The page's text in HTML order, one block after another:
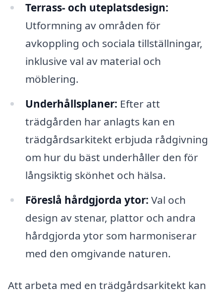
Terrass- och uteplatsdesign:
Utformning av områden för
avkoppling och sociala tillställningar,
inklusive val av material och
möblering.
Underhållsplaner: Efter att
trädgården har anlagts kan en
trädgårdsarkitekt erbjuda rådgivning
om hur du bäst underhåller den för
långsiktig skönhet och hälsa.
Föreslå hårdgjorda ytor: Val och
design av stenar, plattor och andra
hårdgjorda ytor som harmoniserar
med den omgivande naturen.
Att arbeta med en trädgårdsarkitekt kan